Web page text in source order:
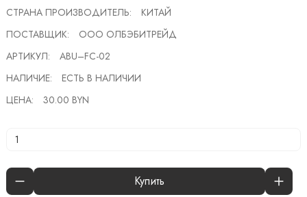
СТРАНА ПРОИЗВОДИТЕЛЬ:
КИТАЙ
ПОСТАВЩИК:
ООО ОЛБЭБИТРЕЙД
АРТИКУЛ:
ABU–FC-02
НАЛИЧИЕ:
ЕСТЬ В НАЛИЧИИ
ЦЕНА:
30.00 BYN
Купить